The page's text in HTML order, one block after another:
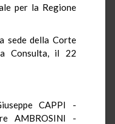
per la Regione
sede della Corte
Consulta, il 22
CAPPI -
AMBROSINI -